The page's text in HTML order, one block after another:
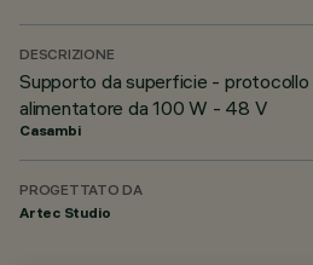
DESCRIZIONE
Supporto da superficie -
alimentatore da 100 W - 48 V
Casambi
PROGETTATO DA
Artec Studio